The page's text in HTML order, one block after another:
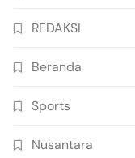
REDAKSI
Beranda
Sports
Nusantara